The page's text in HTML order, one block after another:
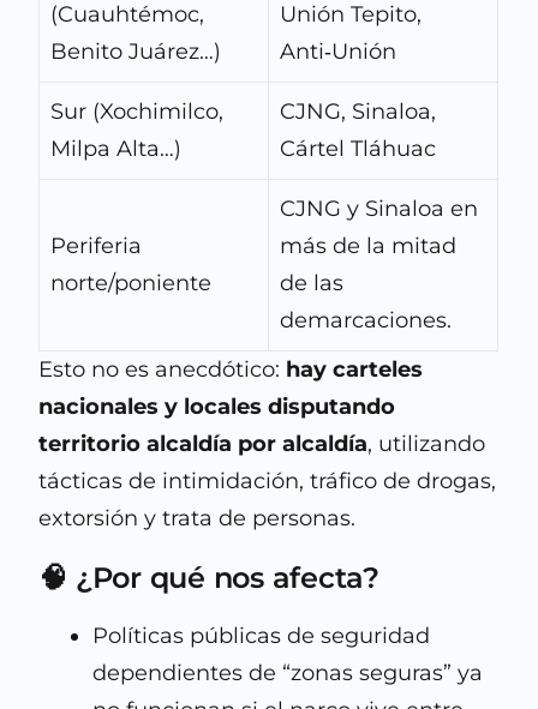
(Cuauhtémoc,
Benito Juárez…)
Unión Tepito,
Anti‑Unión
Sur (Xochimilco,
Milpa Alta…)
CJNG, Sinaloa,
Cártel Tláhuac
Periferia
norte/poniente
CJNG y Sinaloa en
más de la mitad
de las
demarcaciones.
Esto no es anecdótico: hay carteles
nacionales y locales disputando
territorio alcaldía por alcaldía, utilizando
tácticas de intimidación, tráfico de drogas,
extorsión y trata de personas.
🧠 ¿Por qué nos afecta?
Políticas públicas de seguridad
dependientes de “zonas seguras” ya